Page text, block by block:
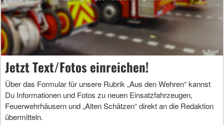
Jetzt Text/Fotos einreichen!
Über das Formular für unsere Rubrik „Aus den Wehren“ kannst
Du Informationen und Fotos zu neuen Einsatzfahrzeugen,
Feuerwehrhäusern und „Alten Schätzen“ direkt an die Redaktion
übermitteln.